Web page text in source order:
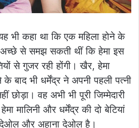
भी कहा था कि एक महिला होने के
अच्छे से समझ सकती थीं कि हेमा इस
से गुजर रही होंगी। खैर, हेमा
के बाद भी धर्मेंद्र ने अपनी पहली पत्नी
छोड़ा। वह अभी भी पूरी जिम्मेदारी
मालिनी और धर्मेंद्र की दो बेटियां
देओल और अहाना देओल है।